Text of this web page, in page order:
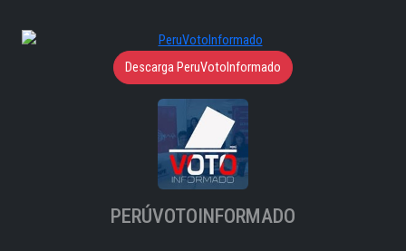
Descarga PeruVotoInformado
PERÚVOTOINFORMADO